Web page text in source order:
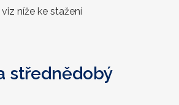
níže ke stažení
střednědobý